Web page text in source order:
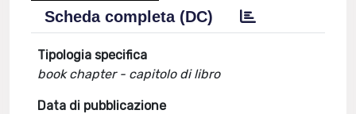
Scheda completa (DC)
Tipologia specifica
book chapter - capitolo di libro
Data di pubblicazione